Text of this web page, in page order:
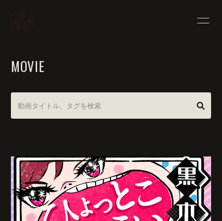
PROFILE
YOUTUBE
WORKS
SHOP
BLOG
Q&A
な〜ちゃん村
MOVIE